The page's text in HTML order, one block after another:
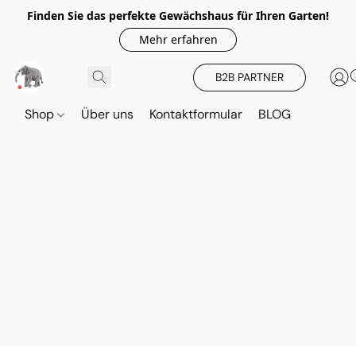
Finden Sie das perfekte Gewächshaus für Ihren Garten!
Mehr erfahren
B2B PARTNER
Shop Über uns Kontaktformular BLOG